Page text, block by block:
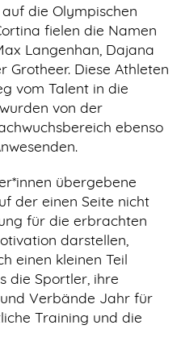
die Olympischen
fielen die Namen
Langenhan, Dajana
Grotheer. Diese Athleten
vom Talent in die
von der
ebenso
übergebene
der einen Seite nicht
für die erbrachten
darstellen,
einen kleinen Teil
die Sportler, ihre
Verbände Jahr für
Training und die